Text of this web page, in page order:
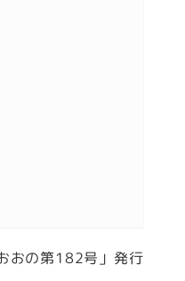
おの第182号」発行